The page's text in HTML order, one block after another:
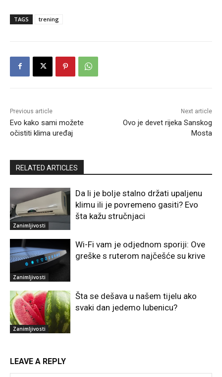
TAGS trening
Previous article
Evo kako sami možete
očistiti klima uređaj
Next article
Ovo je devet rijeka Sanskog
Mosta
RELATED ARTICLES
Zanimljivosti
Da li je bolje stalno držati upaljenu
klimu ili je povremeno gasiti? Evo
šta kažu stručnjaci
Zanimljivosti
Wi-Fi vam je odjednom sporiji: Ove
greške s ruterom najčešće su krive
Zanimljivosti
Šta se dešava u našem tijelu ako
svaki dan jedemo lubenicu?
LEAVE A REPLY